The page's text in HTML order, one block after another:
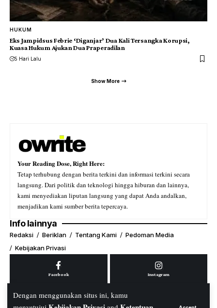
Dengan menggunakan situs ini, kamu
HUKUM
Eks Jampidsus Febrie ‘Diganjar’ Dua Kali Tersangka Korupsi,
Kuasa Hukum Ajukan Dua Praperadilan
5 Hari Lalu
Show More
Your Reading Dose, Right Here:
Tetap terhubung dengan berita terkini dan informasi terkini secara
langsung. Dari politik dan teknologi hingga hiburan dan lainnya,
kami menyediakan liputan langsung yang dapat Anda andalkan,
menjadikan kami sumber berita tepercaya.
Info lainnya
Redaksi Beriklan Tentang Kami
Pedoman Media
Kebijakan Privasi
Facebook Instagram